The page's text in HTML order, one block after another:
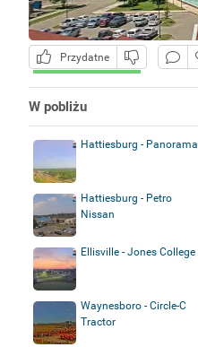
Przydatne
W pobliżu
Hattiesburg - Panorama
Hattiesburg - Petro
Nissan
Ellisville - Jones College
Waynesboro - Circle-C
Tractor